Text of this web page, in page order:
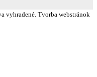
vyhradené. Tvorba webstránok